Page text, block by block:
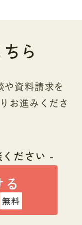
ら
や資料請求を
お進みくださ
ださい -
無料